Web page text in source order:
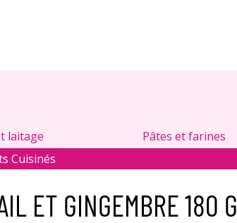
laitage Pâtes et farines
Cuisinés
ET GINGEMBRE 180 G